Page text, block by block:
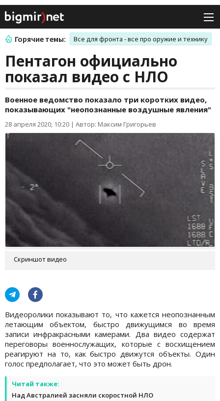
Горячие темы: Все для фронта - все про оружие и технику
Пентагон официально
показал видео с НЛО
Военное ведомство показало три коротких видео,
показывающих "неопознанные воздушные явления"
28 апреля 2020, 10:20 | Автор: Максим Григорьев
Скриншот видео
Видеоролики показывают то, что кажется неопознанным
летающим объектом, быстро движущимся во время
записи инфракрасными камерами. Два видео содержат
переговоры военнослужащих, которые с восхищением
реагируют на то, как быстро движутся объекты. Один
голос предполагает, что это может быть дрон.
Читай также:
Над Австралией засняли скоростной НЛО